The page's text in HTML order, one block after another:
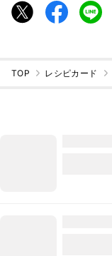
TOP レシピカード